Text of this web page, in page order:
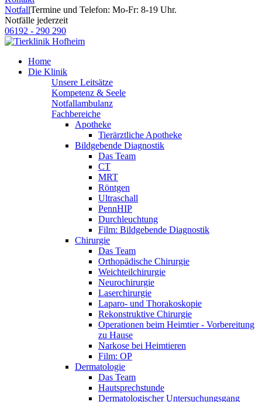
NotfallTermine und Telefon: Mo-Fr: 8-19 Uhr.
Notfälle jederzeit
06192 - 290 290
Home
Die Klinik
Unsere Leitsätze
Kompetenz & Seele
Notfallambulanz
Fachbereiche
Apotheke
Tierärztliche Apotheke
Bildgebende Diagnostik
Das Team
CT
MRT
Röntgen
Ultraschall
PennHIP
Durchleuchtung
Film: Bildgebende Diagnostik
Chirurgie
Das Team
Orthopädische Chirurgie
Weichteilchirurgie
Neurochirurgie
Laserchirurgie
Laparo- und Thorakoskopie
Rekonstruktive Chirurgie
Operationen beim Heimtier - Vorbereitung
zu Hause
Narkose bei Heimtieren
Film: OP
Dermatologie
Das Team
Hautsprechstunde
Dermatologischer Untersuchungsgang